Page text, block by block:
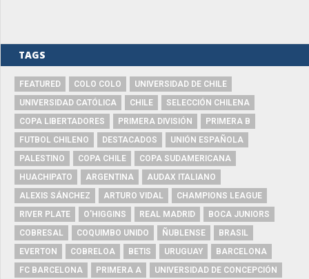
TAGS
FEATURED COLO COLO
UNIVERSIDAD DE CHILE
UNIVERSIDAD CATÓLICA
CHILE
SELECCIÓN CHILENA
COPA LIBERTADORES
PRIMERA DIVISIÓN
PRIMERA B
FUTBOL CHILENO
DESTACADOS
UNIÓN ESPAÑOLA
PALESTINO
COPA CHILE
COPA SUDAMERICANA
HUACHIPATO
ARGENTINA
AUDAX ITALIANO
ALEXIS SÁNCHEZ
ARTURO VIDAL
CHAMPIONS LEAGUE
RIVER PLATE
O'HIGGINS REAL MADRID
BOCA JUNIORS
COBRESAL
COQUIMBO UNIDO ÑUBLENSE
BRASIL
EVERTON
COBRELOA BETIS URUGUAY
BARCELONA
FC BARCELONA
PRIMERA A
UNIVERSIDAD DE CONCEPCIÓN